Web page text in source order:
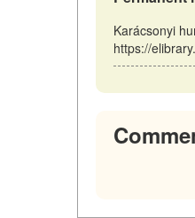
Karácsonyi
https://